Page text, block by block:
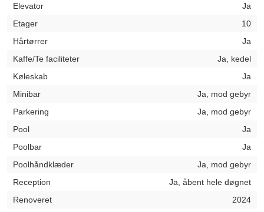
Elevator
Ja
Etager
10
Hårtørrer
Ja
Kaffe/Te faciliteter
Ja, kedel
Køleskab
Ja
Minibar
Ja, mod gebyr
Parkering
Ja, mod gebyr
Pool
Ja
Poolbar
Ja
Poolhåndklæder
Ja, mod gebyr
Reception
Ja, åbent hele døgnet
Renoveret
2024